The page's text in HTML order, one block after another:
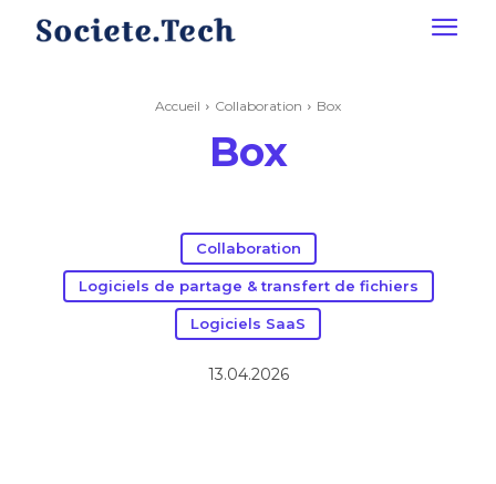
Accueil Collaboration Box
Box
Collaboration
Logiciels de partage & transfert de fichiers
Logiciels SaaS
13.04.2026